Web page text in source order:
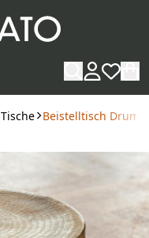
Tische Beistelltisch Drum